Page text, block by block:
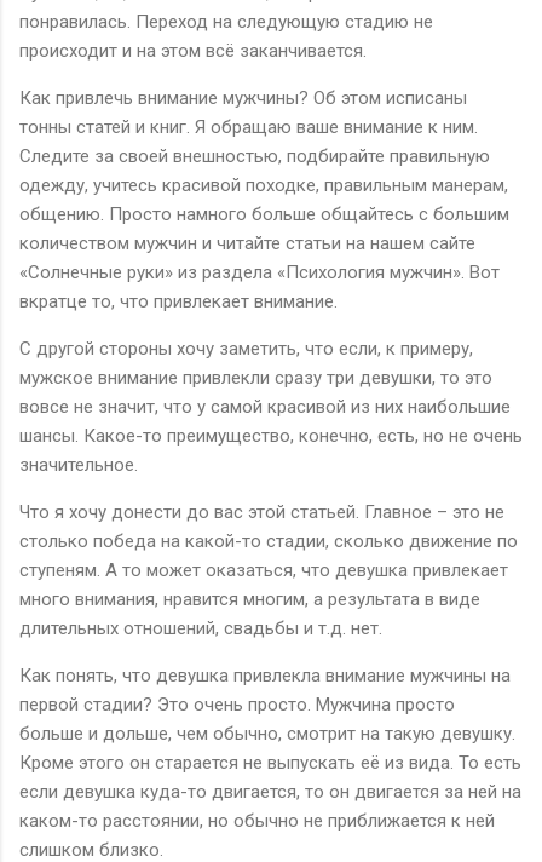
понравилась. Переход на следующую стадию не
происходит и на этом всё заканчивается.
Как привлечь внимание мужчины? Об этом исписаны
тонны статей и книг. Я обращаю ваше внимание к ним.
Следите за своей внешностью, подбирайте правильную
одежду, учитесь красивой походке, правильным манерам,
общению. Просто намного больше общайтесь с большим
количеством мужчин и читайте статьи на нашем сайте
«Солнечные руки» из раздела «Психология мужчин». Вот
вкратце то, что привлекает внимание.
С другой стороны хочу заметить, что если, к примеру,
мужское внимание привлекли сразу три девушки, то это
вовсе не значит, что у самой красивой из них наибольшие
шансы. Какое-то преимущество, конечно, есть, но не очень
значительное.
Что я хочу донести до вас этой статьей. Главное – это не
столько победа на какой-то стадии, сколько движение по
ступеням. А то может оказаться, что девушка привлекает
много внимания, нравится многим, а результата в виде
длительных отношений, свадьбы и т.д. нет.
Как понять, что девушка привлекла внимание мужчины на
первой стадии? Это очень просто. Мужчина просто
больше и дольше, чем обычно, смотрит на такую девушку.
Кроме этого он старается не выпускать её из вида. То есть
если девушка куда-то двигается, то он двигается за ней на
каком-то расстоянии, но обычно не приближается к ней
слишком близко.